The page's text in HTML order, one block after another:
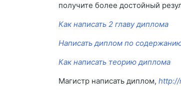
получите более достойный
Как написать 2 главу диплома
Написать диплом по
Как написать теорию диплома
Магистр написать диплом,